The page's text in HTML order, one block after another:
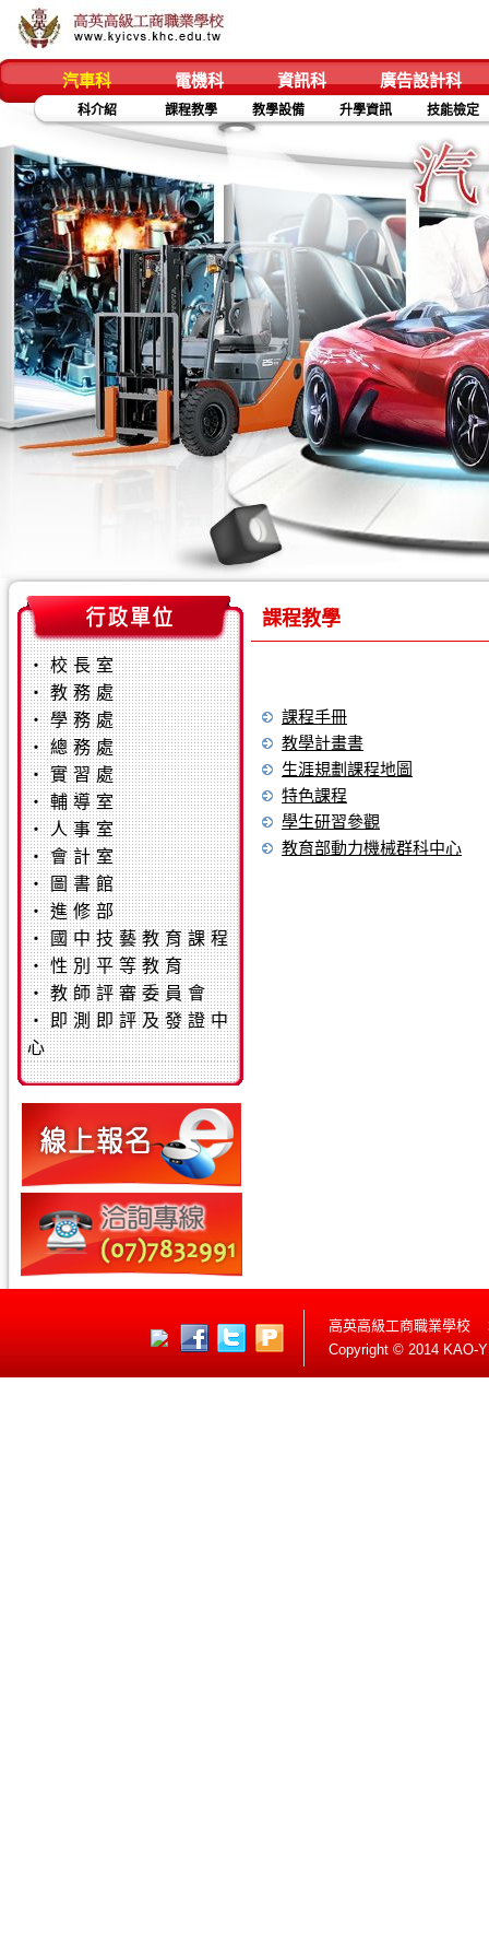
汽車科 電機科 資訊科 廣告設計科
科介紹 課程教學 教學設備 升學資訊 技能檢定
‧校長室
‧教務處
‧學務處
‧總務處
‧實習處
‧輔導室
‧人事室
‧會計室
‧圖書館
‧進修部
‧國中技藝教育課程
‧性別平等教育
‧教師評審委員會
‧即測即評及發證中
心
課程教學
課程手冊
教學計畫書
生涯規劃課程地圖
特色課程
學生研習參觀
教育部動力機械群科中心
高英高級工商職業學校
Copyright © 2014 KAO-